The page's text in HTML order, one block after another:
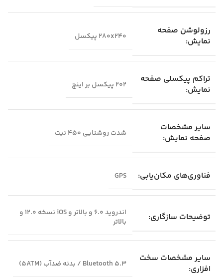
رزولوشن صفحه
نمایش:
۲۸۰x۲۴۰ پیکسل
تراکم پیکسلی صفحه
نمایش:
۲۰۲ پیکسل بر اینچ
سایر مشخصات
صفحه نمایش:
شدت روشنایی ۴۵۰ نیت
فناوری‌های مکان‌یابی: GPS
توضیحات سازگاری:
اندروید ۶.۰ و بالاتر و iOS نسخه ۱۲.۰ و
بالاتر
سایر مشخصات سخت
افزاری:
Bluetooth ۵.۳ / بدنه ضدآب (۵ATM)